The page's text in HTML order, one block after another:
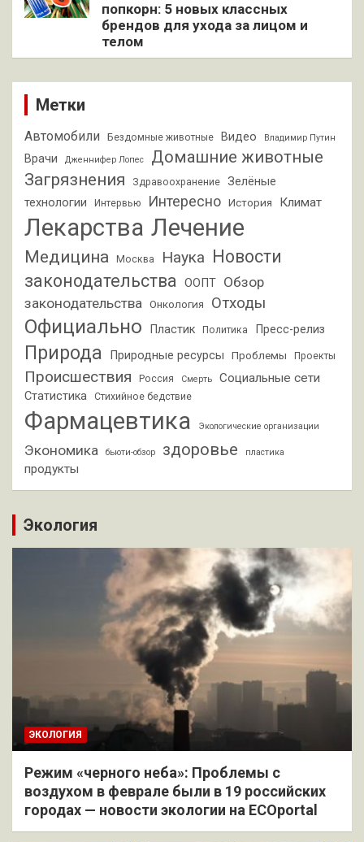
попкорн: 5 новых классных
брендов для ухода за лицом и
телом
Метки
Автомобили Бездомные животные Видео Владимир Путин
Врачи Дженнифер Лопес
Домашние животные
Загрязнения
Здравоохранение
Зелёные
технологии
Интервью Интересно История Климат
Лекарства Лечение
Медицина Москва Наука Новости
законодательства
ООПТ Обзор
законодательства
Онкология Отходы
Официально Пластик Политика Пресс-релиз
Природа Природные ресурсы Проблемы Проекты
Происшествия Россия Смерть Социальные сети
Статистика Стихийное бедствие
Фармацевтика Экологические организации
Экономика бьюти-обзор здоровье пластика
продукты
Экология
ЭКОЛОГИЯ
Режим «черного неба»: Проблемы с
воздухом в феврале были в 19 российских
городах — новости экологии на ECOportal